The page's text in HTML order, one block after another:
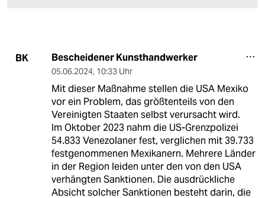
BK Bescheidener Kunsthandwerker
05.06.2024, 10:33 Uhr
Mit dieser Maßnahme stellen die USA Mexiko
vor ein Problem, das größtenteils von den
Vereinigten Staaten selbst verursacht wird.
Im Oktober 2023 nahm die US-Grenzpolizei
54.833 Venezolaner fest, verglichen mit 39.733
festgenommenen Mexikanern. Mehrere Länder
in der Region leiden unter den von den USA
verhängten Sanktionen. Die ausdrückliche
Absicht solcher Sanktionen besteht darin, die